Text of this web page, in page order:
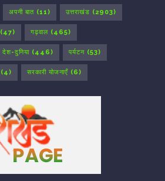
अपनी बात (11) उत्तराखंड (2903)
(47) गढ़वाल (465)
देश-दुनिया (446) पर्यटन (53)
(4) सरकारी योजनाएँ (6)